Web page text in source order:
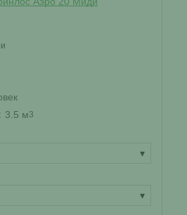
3.5 м3
▾
▾